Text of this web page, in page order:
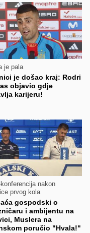
je pala
je došao kraj: Rodri
objavio gdje
karijeru!
nakon
prvog kola
gospodski o
i ambijentu na
Muslera na
poručio "Hvala!"